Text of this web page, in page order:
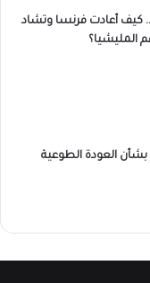
كيف أعادت فرنسا وتشاد
المليشيا؟
بشأن العودة الطوعية